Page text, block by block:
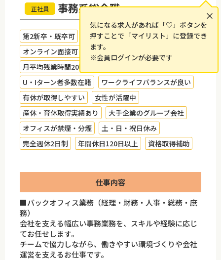
正社員 事務系総合職
第2新卒・既卒可
管理職・マネジメント経験者歓迎
オンライン面接可
転勤なし
月平均残業時間20時間以内
U・Iターン者多数在籍
ワークライフバランスが良い
有休が取得しやすい
女性が活躍中
産休・育休取得実績あり
大手企業のグループ会社
オフィスが禁煙・分煙
土・日・祝日休み
完全週休2日制
年間休日120日以上 資格取得補助
仕事内容
■バックオフィス業務（経理・財務・人事・総務・庶
務）
会社を支える幅広い事務業務を、スキルや経験に応じ
てお任せします。
チームで協力しながら、働きやすい環境づくりや会社
運営を支えるお仕事です。
×
気になる求人があれば「♡」ボタンを
押すことで「マイリスト」に登録でき
ます。
※会員ログインが必要です